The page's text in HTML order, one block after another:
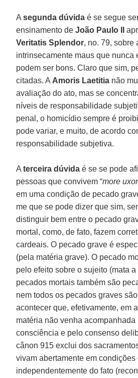
Asegunda dúvida é se segue
ensinamento deJoão Paulo II
Veritatis Splendor, no. 79, sobre
intrinsecamente maus que nunca
podem ser bons. Claro que sim,
citadas. A Amoris Laetitia não
avaliação do ato, mas se
níveis de responsabilidade
penal, o homicídio sempre é
pode variar, e muito, de acordo
responsabilidade subjetiva.
Aterceira dúvida é se se pode
pessoas que convivem “more
em uma condição de pecado
me que se pode dizer que sim,
distinguir bem entre o pecado
mortal, como, de fato, fazem
cardeais. O pecado grave é
(pela matéria grave). O pecado
pelo efeito sobre o sujeito (mata
pecados mortais também são
nem todos os pecados graves
acontecer que, efetivamente, em
matéria não venha acompanhada
consciência e pelo consenso
cânon 915 exclui dos
vivam abertamente em
independentemente do fato